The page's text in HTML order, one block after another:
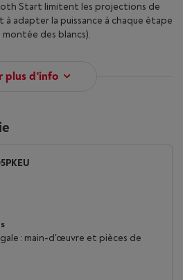
Start limitent les projections de
adapter la puissance à chaque étape
des blancs).
plus d'info
: main-d'œuvre et pièces de